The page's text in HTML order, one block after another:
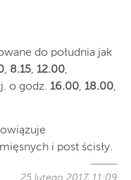
do południa jak
, 8.15, 12.00,
o godz. 16.00, 18.00,
i post ścisły.
25 lutego 2017, 11:09